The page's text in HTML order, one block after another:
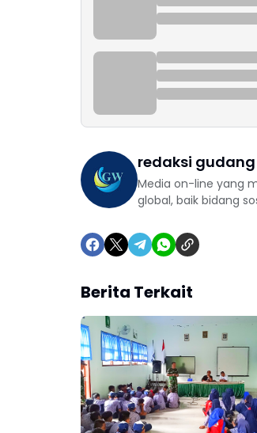
redaksi
Media on-line yang
global, baik bidang
Berita Terkait